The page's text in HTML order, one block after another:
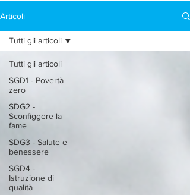
Articoli
Tutti gli articoli
SGD1 - Povertà
zero
SDG2 -
Sconfiggere la
fame
SDG3 - Salute e
benessere
SGD4 -
Istruzione di
qualità
Tutti gli articoli